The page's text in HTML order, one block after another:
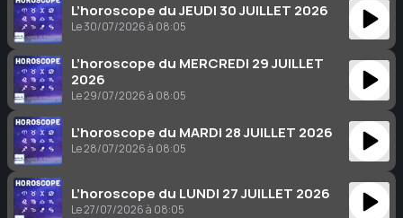
L’horoscope du JEUDI 30 JUILLET 2026
Le 30/07/2026 à 08:05
L’horoscope du MERCREDI 29 JUILLET
2026
Le 29/07/2026 à 08:05
L’horoscope du MARDI 28 JUILLET 2026
Le 28/07/2026 à 08:05
L’horoscope du LUNDI 27 JUILLET 2026
Le 27/07/2026 à 08:05